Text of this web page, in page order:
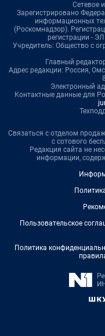
Сетевое
Зарегистрировано
информационных
(Роскомнадзор).
регистрации -
Учредитель: Общество с
Главный
Адрес редакции: Россия,
Электронный
Контактные данные для
Связаться с отделом
с сотового
Редакция сайта не
информации,
Пользовательское
Политика